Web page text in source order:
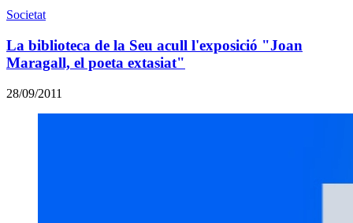
Societat
La biblioteca de la Seu acull l'exposició "Joan
Maragall, el poeta extasiat"
28/09/2011